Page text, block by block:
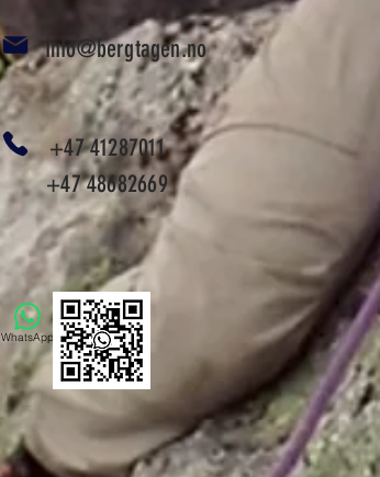
Info@bergtagen.no
+47 41287011
+47 48682669
WhatsApp